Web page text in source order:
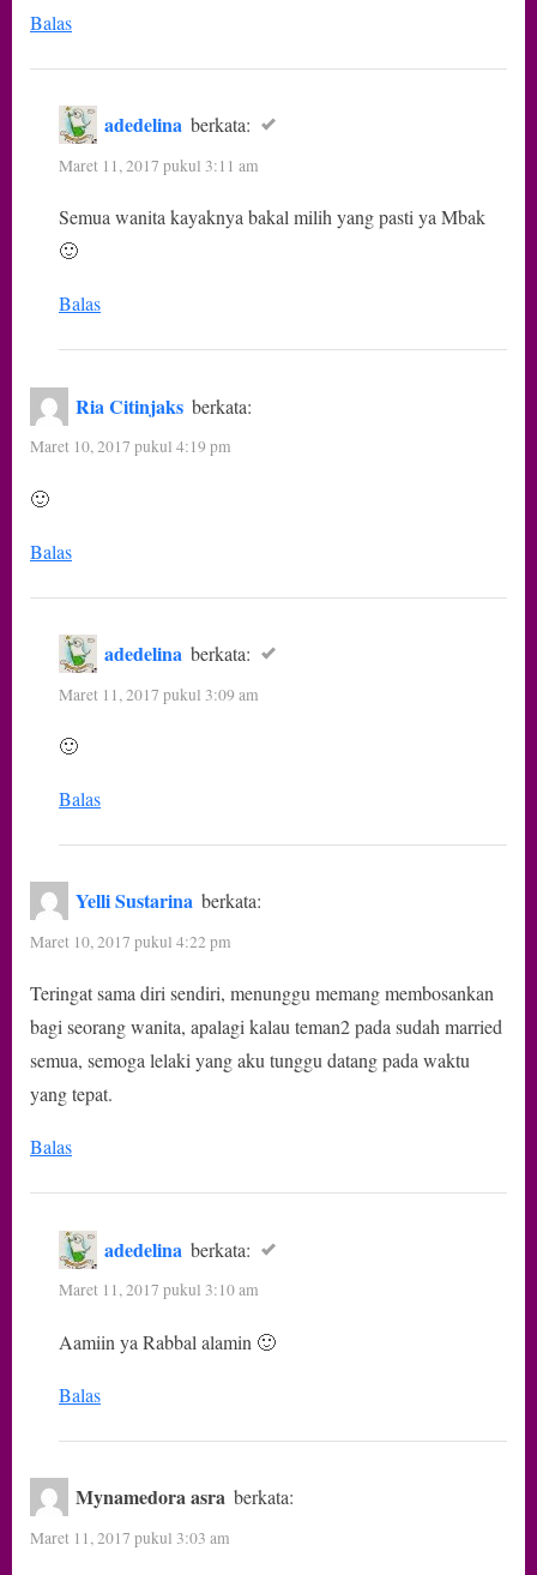
Balas
adedelina berkata:
Maret 11, 2017 pukul 3:11 am
Semua wanita kayaknya bakal milih yang pasti ya Mbak
🙂
Balas
Ria Citinjaks berkata:
Maret 10, 2017 pukul 4:19 pm
🙂
Balas
adedelina berkata:
Maret 11, 2017 pukul 3:09 am
🙂
Balas
Yelli Sustarina berkata:
Maret 10, 2017 pukul 4:22 pm
Teringat sama diri sendiri, menunggu memang membosankan
bagi seorang wanita, apalagi kalau teman2 pada sudah married
semua, semoga lelaki yang aku tunggu datang pada waktu
yang tepat.
Balas
adedelina berkata:
Maret 11, 2017 pukul 3:10 am
Aamiin ya Rabbal alamin 🙂
Balas
Mynamedora asra berkata:
Maret 11, 2017 pukul 3:03 am